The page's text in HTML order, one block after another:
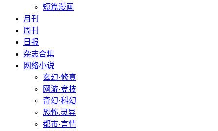
短篇漫画
月刊
周刊
日报
杂志合集
网络小说
玄幻·修真
网游·竞技
奇幻·科幻
恐怖.灵异
都市·言情